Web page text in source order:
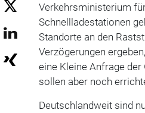
Verkehrsministerium
Schnellladestationen
Standorte an den
Verzögerungen
eine Kleine Anfrage
sollen aber noch
Deutschlandweit sind